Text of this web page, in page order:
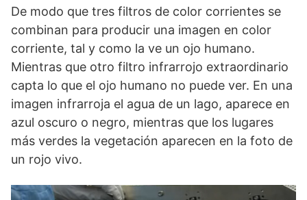
De modo que tres filtros de color corrientes se
combinan para producir una imagen en color
corriente, tal y como la ve un ojo humano.
Mientras que otro filtro infrarrojo extraordinario
capta lo que el ojo humano no puede ver. En una
imagen infrarroja el agua de un lago, aparece en
azul oscuro o negro, mientras que los lugares
más verdes la vegetación aparecen en la foto de
un rojo vivo.